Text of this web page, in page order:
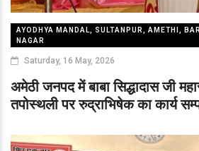
AYODHYA MANDAL, SULTANPUR, AMETHI,
NAGAR
Saturday, 16 May, 2026
अमेठी जनपद में बाबा सिद्धादास जी
तपोस्थली पर रुद्राभिषेक का कार्य